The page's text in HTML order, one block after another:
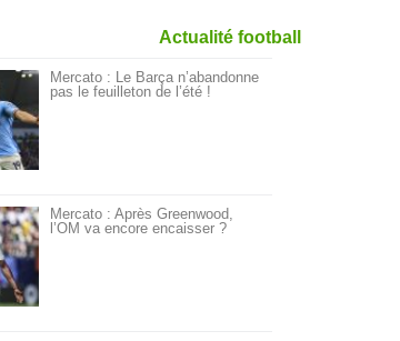
Actualité football
Mercato : Le Barça n’abandonne
pas le feuilleton de l’été !
Mercato : Après Greenwood,
l’OM va encore encaisser ?